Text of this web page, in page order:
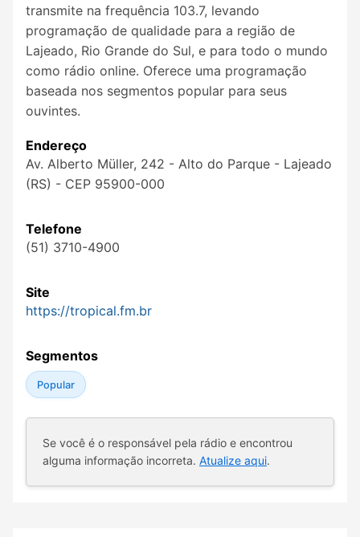
transmite na frequência 103.7, levando
programação de qualidade para a região de
Lajeado, Rio Grande do Sul, e para todo o mundo
como rádio online. Oferece uma programação
baseada nos segmentos popular para seus
ouvintes.
Endereço
Av. Alberto Müller, 242 - Alto do Parque - Lajeado
(RS) - CEP 95900-000
Telefone
(51) 3710-4900
Site
https://tropical.fm.br
Segmentos
Popular
Se você é o responsável pela rádio e encontrou
alguma informação incorreta. Atualize aqui.